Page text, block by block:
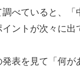
べていると、
ントが次々に出
表を見て「何